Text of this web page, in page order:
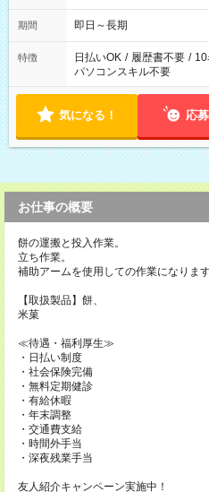
期間 即日～長期
特徴 日払いOK / 履歴書不要 /
パソコンスキル不要
気になる！ 応
お仕事の概要
餅の運搬と投入作業。
立ち作業。
補助アームを使用しての作業になります
【取扱製品】餅、
米菓
≪待遇・福利厚生≫
・日払い制度
・社会保険完備
・無料定期健診
・有給休暇
・年末調整
・交通費支給
・時間外手当
・深夜残業手当
友人紹介キャンペーン実施中！